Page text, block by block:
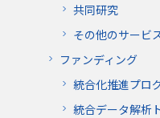
共同研究
その他のサービ
ファンディング
統合化推進プロ
統合データ解析